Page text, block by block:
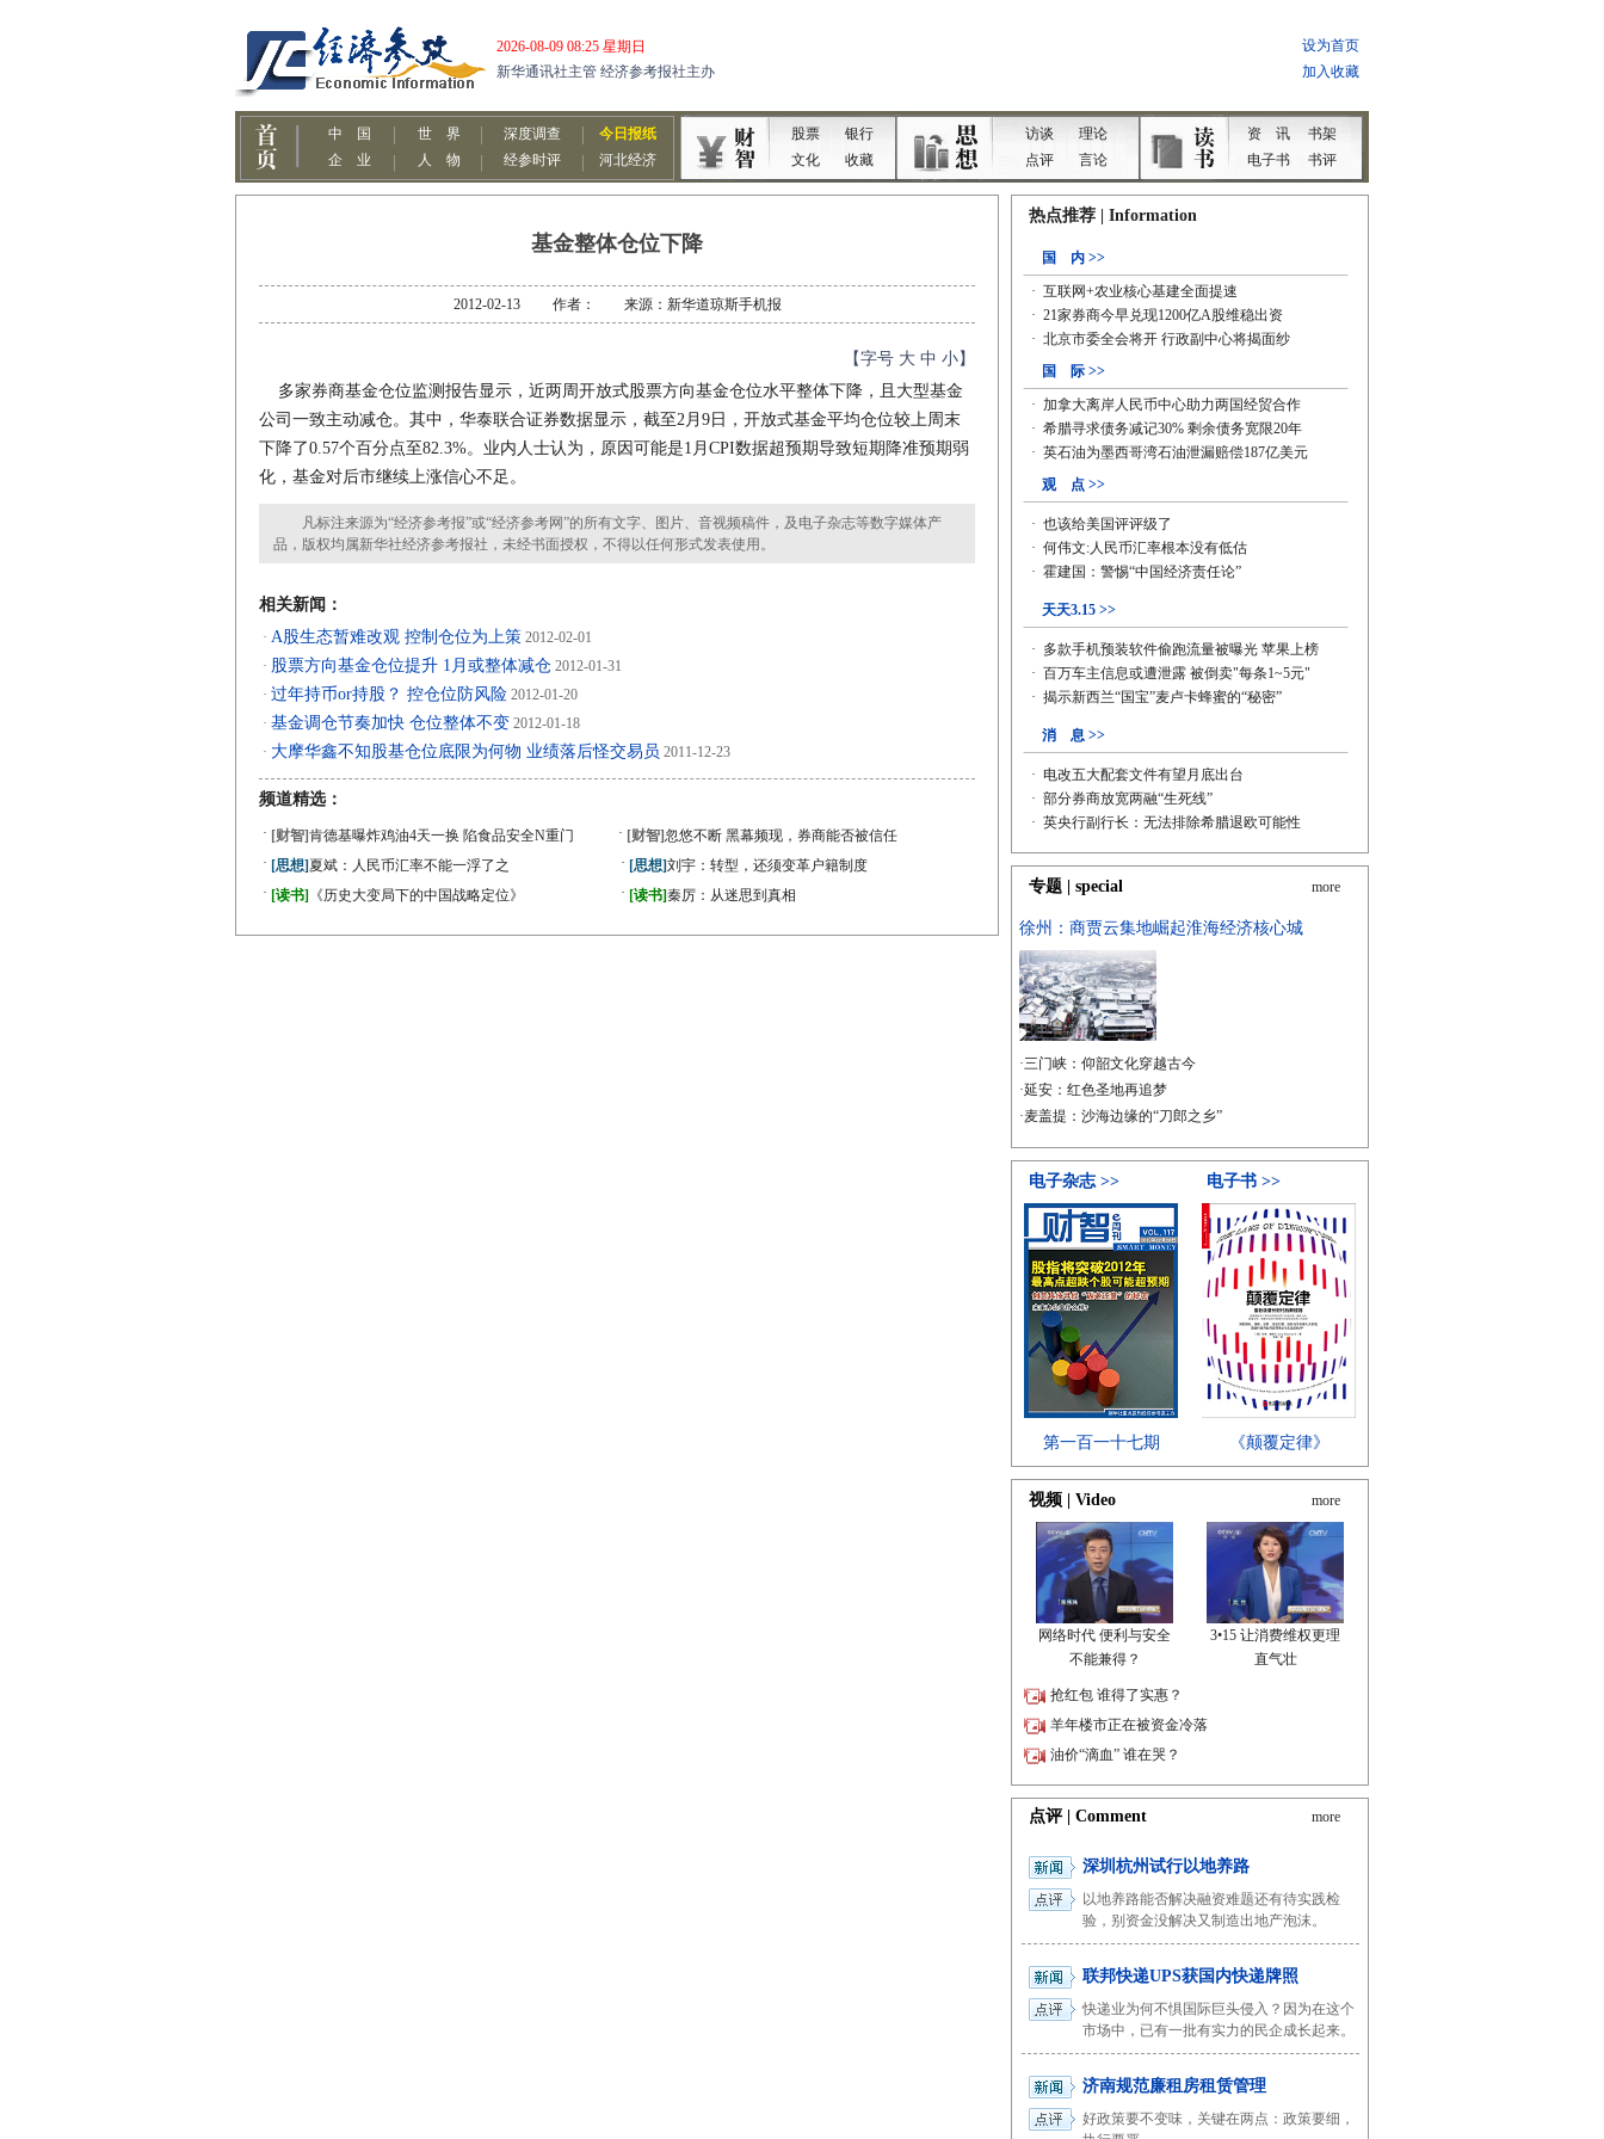
基金整体仓位下降
2012-02-13 作者： 来源：新华道琼斯手机报
【字号 大 中 小】
多家券商基金仓位监测报告显示，近两周开放式股票方向基金仓位水平整体下降，且大型基金
公司一致主动减仓。其中，华泰联合证券数据显示，截至2月9日，开放式基金平均仓位较上周末
下降了0.57个百分点至82.3%。业内人士认为，原因可能是1月CPI数据超预期导致短期降准预期弱
化，基金对后市继续上涨信心不足。
凡标注来源为“经济参考报”或“经济参考网”的所有文字、图片、音视频稿件，及电子杂志等数字媒体产
品，版权均属新华社经济参考报社，未经书面授权，不得以任何形式发表使用。
相关新闻：
· A股生态暂难改观 控制仓位为上策 2012-02-01
· 股票方向基金仓位提升 1月或整体减仓 2012-01-31
· 过年持币or持股？ 控仓位防风险 2012-01-20
· 基金调仓节奏加快 仓位整体不变 2012-01-18
· 大摩华鑫不知股基仓位底限为何物 业绩落后怪交易员 2011-12-23
频道精选：
· [财智]肯德基曝炸鸡油4天一换 陷食品安全N重门 · [财智]忽悠不断 黑幕频现，券商能否被信任
· [思想]夏斌：人民币汇率不能一浮了之 · [思想]刘宇：转型，还须变革户籍制度
· [读书] 《历史大变局下的中国战略定位》 · [读书]秦厉：从迷思到真相